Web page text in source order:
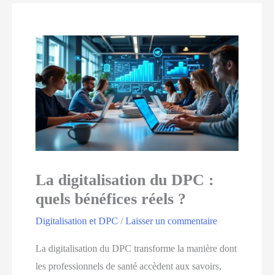
La digitalisation du DPC :
quels bénéfices réels ?
Digitalisation et DPC /Laisser un commentaire
La digitalisation du DPC transforme la manière dont
les professionnels de santé accèdent aux savoirs,